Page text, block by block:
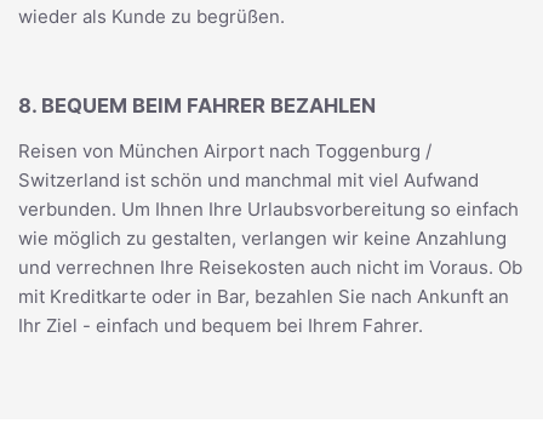
wieder als Kunde zu begrüßen.
8. BEQUEM BEIM FAHRER BEZAHLEN
Reisen von München Airport nach Toggenburg /
Switzerland ist schön und manchmal mit viel Aufwand
verbunden. Um Ihnen Ihre Urlaubsvorbereitung so einfach
wie möglich zu gestalten, verlangen wir keine Anzahlung
und verrechnen Ihre Reisekosten auch nicht im Voraus. Ob
mit Kreditkarte oder in Bar, bezahlen Sie nach Ankunft an
Ihr Ziel - einfach und bequem bei Ihrem Fahrer.